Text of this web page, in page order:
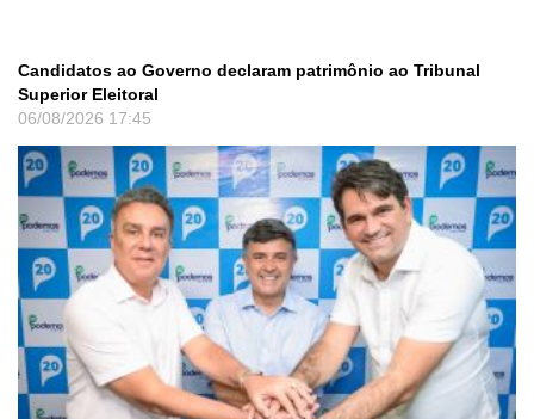
Candidatos ao Governo declaram patrimônio ao Tribunal
Superior Eleitoral
06/08/2026 17:45